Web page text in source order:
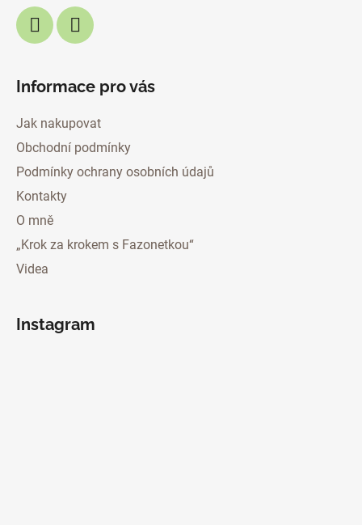
Informace pro vás
Jak nakupovat
Obchodní podmínky
Podmínky ochrany osobních údajů
Kontakty
O mně
„Krok za krokem s Fazonetkou“
Videa
Instagram